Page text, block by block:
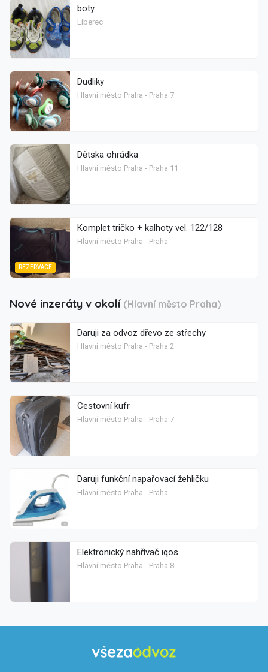
boty
Liberec
Dudliky
Hlavní město Praha - Praha 7
Dětska ohrádka
Hlavní město Praha - Praha 11
REZERVACE
Komplet tričko + kalhoty vel. 122/128
Hlavní město Praha - Praha
Nové inzeráty v okolí (Hlavní město Praha)
Daruji za odvoz dřevo ze střechy
Hlavní město Praha - Praha 2
Cestovní kufr
Hlavní město Praha - Praha 7
Daruji funkční napařovací žehličku
Hlavní město Praha - Praha
Elektronický nahřívač iqos
Hlavní město Praha - Praha 8